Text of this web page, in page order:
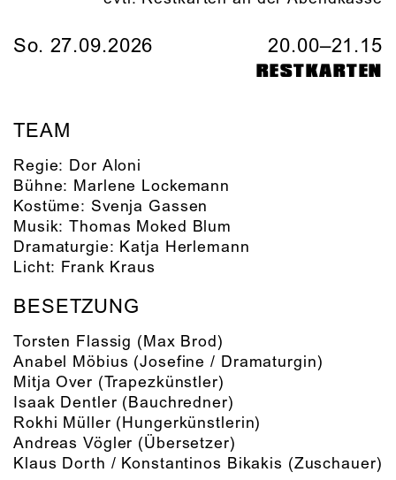
So. 27.09.2026 20.00–21.15
RESTKARTEN
TEAM
Regie: Dor Aloni
Bühne: Marlene Lockemann
Kostüme: Svenja Gassen
Musik:Thomas Moked Blum
Dramaturgie: Katja Herlemann
Licht: Frank Kraus
BESETZUNG
Torsten Flassig (Max Brod)
Anabel Möbius (Josefine / Dramaturgin)
Mitja Over (Trapezkünstler)
Isaak Dentler (Bauchredner)
Rokhi Müller (Hungerkünstlerin)
Andreas Vögler (Übersetzer)
Klaus Dorth / Konstantinos Bikakis (Zuschauer)